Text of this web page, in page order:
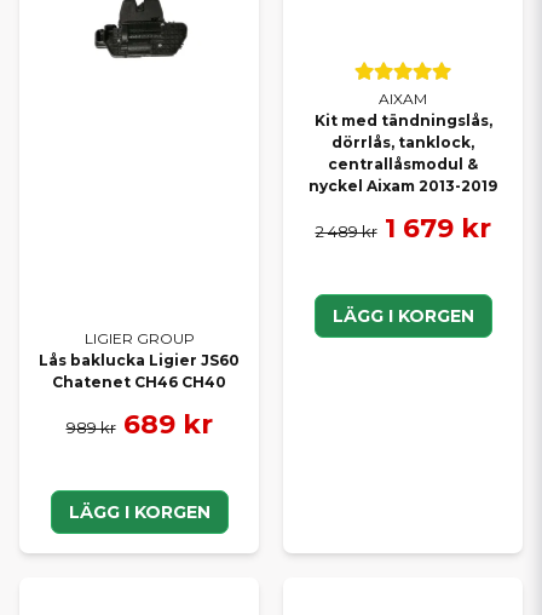
LIGIER GROUP
Lås baklucka Ligier JS60
Chatenet CH46 CH40
989 kr 689 kr
LÄGG I KORGEN
AIXAM
Kit med tändningslås,
dörrlås, tanklock,
centrallåsmodul &
nyckel Aixam 2013-2019
2 489 kr 1 679 kr
LÄGG I KORGEN